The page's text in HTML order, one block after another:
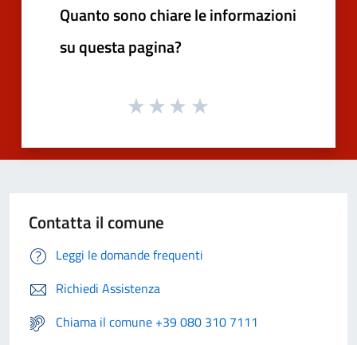
Quanto sono chiare le informazioni
su questa pagina?
Contatta il comune
Leggi le domande frequenti
Richiedi Assistenza
Chiama il comune +39 080 310 7111